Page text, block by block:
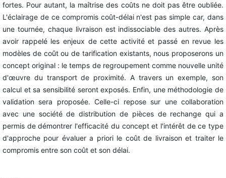
fortes. Pour autant, la maîtrise des coûts ne doit pas être oubliée.
L'éclairage de ce compromis coût-délai n'est pas simple car, dans
une tournée, chaque livraison est indissociable des autres. Après
avoir rappelé les enjeux de cette activité et passé en revue les
modèles de coût ou de tarification existants, nous proposerons un
concept original : le temps de regroupement comme nouvelle unité
d'œuvre du transport de proximité. A travers un exemple, son
calcul et sa sensibilité seront exposés. Enfin, une méthodologie de
validation sera proposée. Celle-ci repose sur une collaboration
avec une société de distribution de pièces de rechange qui a
permis de démontrer l'efficacité du concept et l'intérêt de ce type
d'approche pour évaluer a priori le coût de livraison et traiter le
compromis entre son coût et son délai.